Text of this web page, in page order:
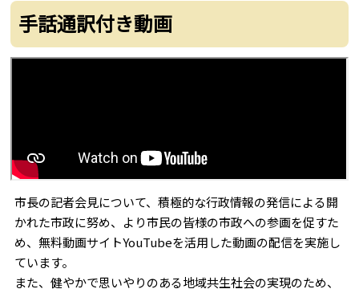
手話通訳付き動画
市長の記者会見について、積極的な行政情報の発信による開
かれた市政に努め、より市民の皆様の市政への参画を促すた
め、無料動画サイトYouTubeを活用した動画の配信を実施し
ています。
また、健やかで思いやりのある地域共生社会の実現のため、